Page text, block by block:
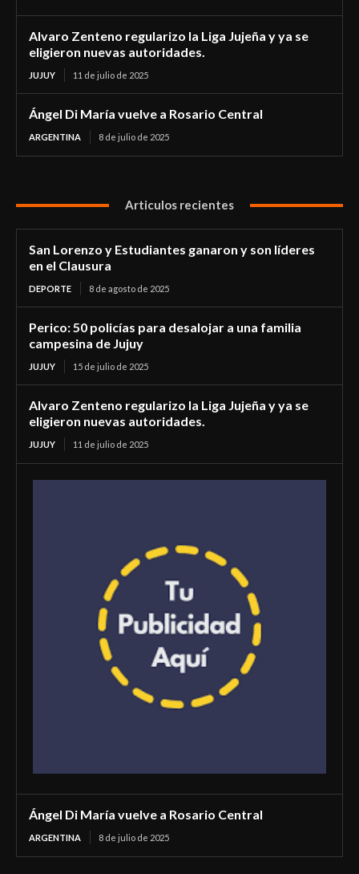
Alvaro Zenteno regularizo la Liga Jujeña y ya se
eligieron nuevas autoridades.
JUJUY 11 de julio de 2025
Ángel Di María vuelve a Rosario Central
ARGENTINA 8 de julio de 2025
Articulos recientes
San Lorenzo y Estudiantes ganaron y son líderes
en el Clausura
DEPORTE 8 de agosto de 2025
Perico: 50 policías para desalojar a una familia
campesina de Jujuy
JUJUY 15 de julio de 2025
Alvaro Zenteno regularizo la Liga Jujeña y ya se
eligieron nuevas autoridades.
JUJUY 11 de julio de 2025
Ángel Di María vuelve a Rosario Central
ARGENTINA 8 de julio de 2025